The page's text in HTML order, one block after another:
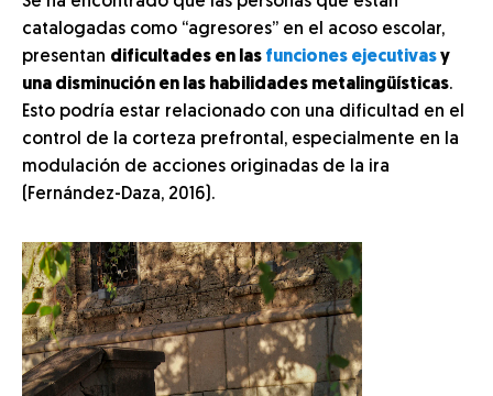
catalogadas como “agresores” en el acoso escolar,
presentan dificultades en las funciones ejecutivasy
una disminución en las habilidades metalingüísticas.
Esto podría estar relacionado con una dificultad en el
control de la corteza prefrontal, especialmente en la
modulación de acciones originadas de la ira
(Fernández-Daza, 2016).